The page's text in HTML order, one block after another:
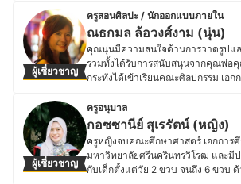
เสมออีกด้วย โดยคุณเฟิร์นเชื่อว่าสัตว์
ครอบครัว และการเลือกอุปกรณ์ที่เหมา
ความสุขและมีชีวิตที่ดีขึ้นได้ จึงเป็นแร
มั่นพัฒนาและนำเสนอสินค้าที่ดีที่สุดใ
ประวัติของ ธนัญญา ลันโทมรัตนะ (
หลังจากเลิกงานเป็นประจำต่อเนื่อง จ
จนได้เข้าอบรมหลักสูตรครูโยคะ
มาเป็นผู้สอนในปี 2015 จากการสะส
มามากว่า 10 ปี ผสมผสานกับความรู้
เรียนจบมา คุณติ๋งจึงสามารถช่วยออ
โยคะและหน่วยงานราชการ โดยจะเป็
เริ่มต้น ระดับ Advance รวมไปถึงคลา
บำบัดด้วย
ประวัติของ ณัฐรดา เศวตพัชร (ติ๋ง)
ผู้เชี่ยวชาญ
ครูสอนศิลปะ / นักออกแบบภายใน
ณธกมล ล้อวงศ์งาม (นุ่น)
คุณนุ่นมีความสนใจด้านการวาดรูปแ
รวมทั้งได้รับการสนับสนุนจากคุณพ่อ
กระทั่งได้เข้าเรียนคณะศิลปกรรม เอ
ประสบการณ์ทำงานในด้านนี้มาเรื่อย ๆ
เริ่มต้นจากการเป็นครูสอนศิลปะตามโร
ศิลปะและการออกแบบให้กับเด็กเล็กเ
พัฒนาการ รวมไปถึงการสอนศิลปะเพื่
หนึ่งบทบาทของคุณนุ่นคือเป็นนักออก
ประสบการณ์การทำงานที่บริษัทออกแ
ผู้เชี่ยวชาญ
ครูอนุบาล
กอซซานีย์ สุเรรัตน์ (หญิง)
ครูหญิงจบคณะศึกษาศาสตร์ เอกการ
มหาวิทยาลัยศรีนครินทรวิโรฒ และมี
กับเด็กตั้งแต่วัย 2 ขวบ จนถึง 6 ขวบ